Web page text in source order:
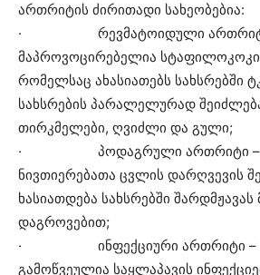
ართრიტის ძირითადი სახეობებია:
· რევმატოიდული
მაპროვოცირებელია
რომელსაც ახასიათებს სახსრებში
სახსრების პარალელურად
თირკმელები, ღვიძლი და გული;
· პოდაგრული ართრიტი –
ნივთიერებათა ცვლის დარღვევის
ხასიათდება სახსრებში
დაგროვებით;
· ინფექციური ართრიტი –
გამოწვეულია საყლაპავის